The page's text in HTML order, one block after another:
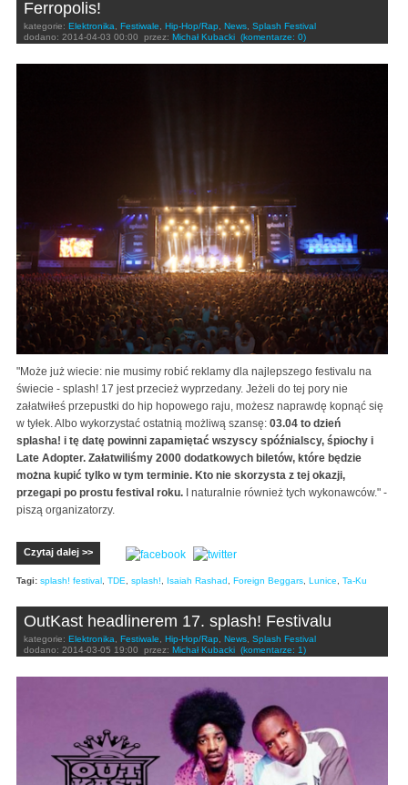
Ferropolis!
kategorie: Elektronika Festiwale Hip-Hop/Rap News Splash Festival
dodano: 2014-04-03 00:00 przez: Michał Kubacki (komentarze: 0)
"Może już wiecie: nie musimy robić reklamy dla najlepszego festivalu na
świecie - splash! 17 jest przecież wyprzedany. Jeżeli do tej pory nie
załatwiłeś przepustki do hip hopowego raju, możesz naprawdę kopnąć się
w tyłek. Albo wykorzystać ostatnią możliwą szansę: 03.04 to dzień
splasha! i tę datę powinni zapamiętać wszyscy spóźnialscy, śpiochy i
Late Adopter. Załatwiliśmy 2000 dodatkowych biletów, które będzie
można kupić tylko w tym terminie. Kto nie skorzysta z tej okazji,
przegapi po prostu festival roku. I naturalnie również tych wykonawców." -
piszą organizatorzy.
Czytaj dalej >>
Tagi: splash! festival TDE splash! Isaiah Rashad Foreign Beggars Lunice Ta-Ku
OutKast headlinerem 17. splash! Festivalu
kategorie: Elektronika Festiwale Hip-Hop/Rap News Splash Festival
dodano: 2014-03-05 19:00 przez: Michał Kubacki (komentarze: 1)